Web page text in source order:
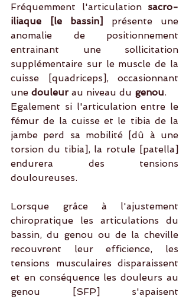
Fréquemment l'articulation sacro-
iliaque [le bassin]
présente une
anomalie de positionnement
entrainant une sollicitation
supplémentaire sur le muscle de la
cuisse [quadriceps], occasionnant
une douleur au niveau du genou.
Egalement si l'articulation entre le
fémur de la cuisse et le tibia de la
jambe perd sa mobilité [dû à une
torsion du tibia], la rotule [patella]
endurera des tensions
douloureuses.
Lorsque grâce à l'ajustement
chiropratique les articulations du
bassin, du genou ou de la cheville
recouvrent leur efficience, les
tensions musculaires disparaissent
et en conséquence les douleurs au
genou [SFP] s'apaisent